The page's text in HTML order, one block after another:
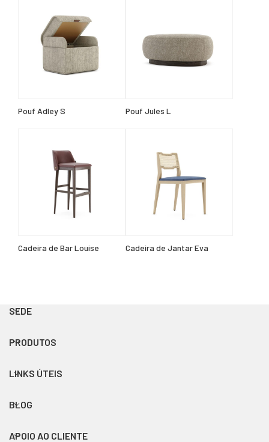
Pouf Adley S Pouf Jules L
Cadeira de Bar Louise Cadeira de Jantar Eva
SEDE
PRODUTOS
LINKS ÚTEIS
BLOG
APOIO AO CLIENTE